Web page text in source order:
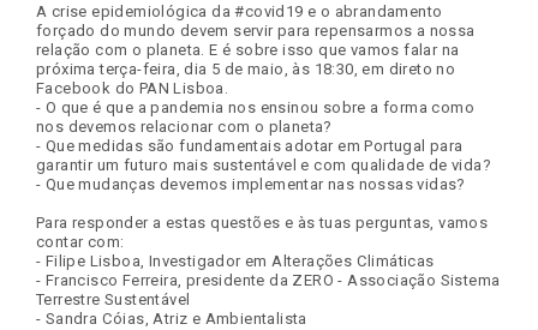
A crise epidemiológica da #covid19 e o abrandamento
forçado do mundo devem servir para repensarmos a nossa
relação com o planeta. E é sobre isso que vamos falar na
próxima terça-feira, dia 5 de maio, às 18:30, em direto no
Facebook do PAN Lisboa.
- O que é que a pandemia nos ensinou sobre a forma como
nos devemos relacionar com o planeta?
- Que medidas são fundamentais adotar em Portugal para
garantir um futuro mais sustentável e com qualidade de vida?
- Que mudanças devemos implementar nas nossas vidas?
Para responder a estas questões e às tuas perguntas, vamos
contar com:
- Filipe Lisboa, Investigador em Alterações Climáticas
- Francisco Ferreira, presidente da ZERO - Associação Sistema
Terrestre Sustentável
- Sandra Cóias, Atriz e Ambientalista